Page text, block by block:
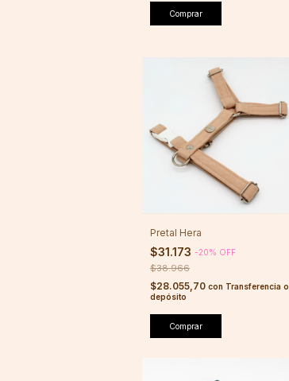
Comprar
Pretal Hera
$31.173 -20% OFF
$38.966
$28.055,70 con Transferencia o
depósito
Comprar